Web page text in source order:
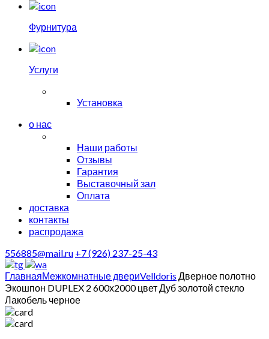
Фурнитура
Услуги
Установка
о нас
Наши работы
Отзывы
Гарантия
Выставочный зал
Оплата
доставка
контакты
распродажа
556885@mail.ru +7 (926) 237-25-43
ГлавнаяМежкомнатные двериVelldoris Дверное полотно
Экошпон DUPLEX 2 600х2000 цвет Дуб золотой стекло
Лакобель черное